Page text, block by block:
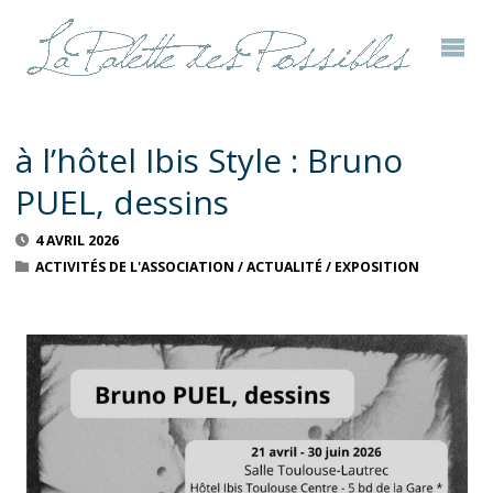
à l’hôtel Ibis Style : Bruno
PUEL, dessins
4 AVRIL 2026
ACTIVITÉS DE L'ASSOCIATION /ACTUALITÉ / EXPOSITION